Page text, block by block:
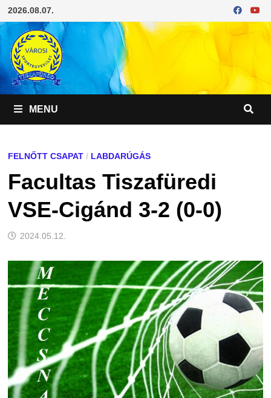
Skip
to
content
2026.08.07.
MENU
FELNŐTT CSAPAT/ LABDARÚGÁS
Facultas Tiszafüredi
VSE-Cigánd 3-2 (0-0)
2024.05.12.